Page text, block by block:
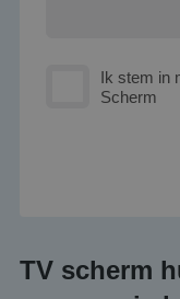
Ik stem in
Scherm
TV scherm